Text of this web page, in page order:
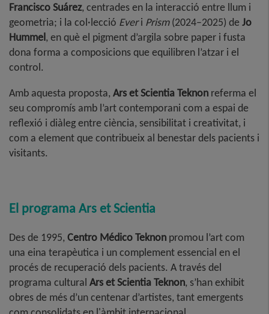
Francisco Suárez, centrades en la interacció entre llum i
geometria; i la col·lecció Everi Prism(2024–2025) deJo
Hummel, en què el pigment d’argila sobre paper i fusta
dona forma a composicions que equilibren l’atzar i el
control.
Amb aquesta proposta,Ars et Scientia Teknon referma el
seu compromís amb l’art contemporani com a espai de
reflexió i diàleg entre ciència, sensibilitat i creativitat, i
com a element que contribueix al benestar dels pacients i
visitants.
El programa Ars et Scientia
Des de 1995,Centro Médico Teknon promou l’art com
una eina terapèutica i un complement essencial en el
procés de recuperació dels pacients. A través del
programa cultural Ars et Scientia Teknon, s’han exhibit
obres de més d’un centenar d’artistes, tant emergents